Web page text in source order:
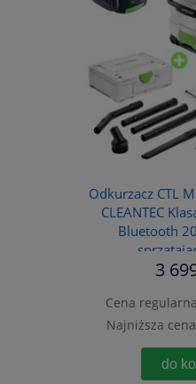
Odkurzacz CTL
CLEANTEC
Bluetooth
3
Cena
Najniższa
do